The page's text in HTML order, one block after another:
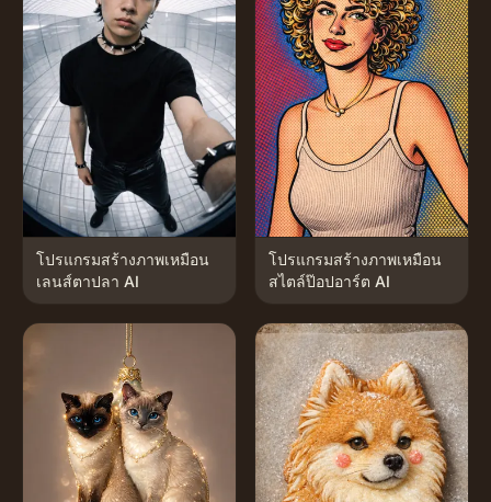
โปรแกรมสร้างภาพเหมือน
เลนส์ตาปลา AI
โปรแกรมสร้างภาพเหมือน
สไตล์ป๊อปอาร์ต AI